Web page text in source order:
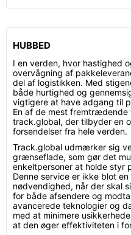
HUBBED
I en verden, hvor hastighed
overvågning af
del af logistikken. Med
både hurtighed og
vigtigere at have adgang til
En af de mest
track.global, der tilbyder en
forsendelser fra hele verden.
Track.global udmærker sig
grænseflade, som gør det
enkeltpersoner at holde styr
Denne service er ikke blot
nødvendighed, når der skal
for både afsendere og
avancerede teknologier og
med at minimere
at den øger effektiviteten i